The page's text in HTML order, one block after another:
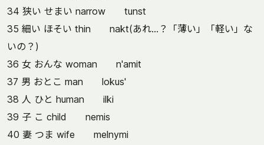
34 狭い せまい narrow tunst
35 細い ほそい thin nakt(あれ…？「薄い」「軽い」な
いの？)
36 女 おんな woman n'amit
37 男 おとこ man lokus'
38 人 ひと human ilki
39 子 こ child nemis
40 妻 つま wife melnymi